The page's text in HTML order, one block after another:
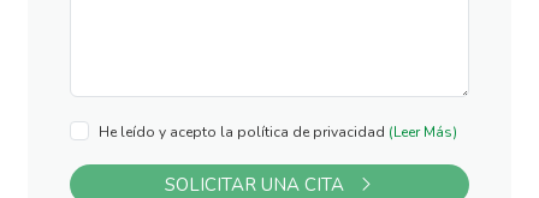
He leído y acepto la política de privacidad (Leer Más)
SOLICITAR UNA CITA